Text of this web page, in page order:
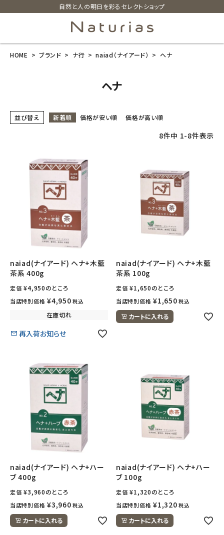
自然と人の明日を彩るセレクトショップ
新商品
美容・コスメ・香水
日用品雑貨
フェムケア
インナー・下着・ナイトウェア
キッズ・ベビー・マタニティ
ブランド
オリジナルブランド
ナチュラムーン
エコリュクス
エコメイト
ナチュラプラス
HOME ブランド ナ行 naiad（ナイアード） ヘナ
ヘナ
並び替え 新着順 価格が安い順 価格が高い順
8件中 1-8件表示
naiad(ナイアード) ヘナ+木藍
茶系 400g
定価 ¥4,950のところ
当店特別価格 ¥4,950 税込
在庫切れ
再入荷お知らせ
naiad(ナイアード) ヘナ+木藍
茶系 100g
定価 ¥1,650のところ
当店特別価格 ¥1,650 税込
カートに入れる
naiad(ナイアード) ヘナ+ハー
ブ 400g
定価 ¥3,960のところ
当店特別価格 ¥3,960 税込
カートに入れる
naiad(ナイアード) ヘナ+ハー
ブ 100g
定価 ¥1,320のところ
当店特別価格 ¥1,320 税込
カートに入れる